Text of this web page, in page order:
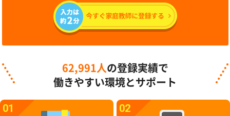
62,991人 の登録実績で
働きやすい環境とサポート
01 02